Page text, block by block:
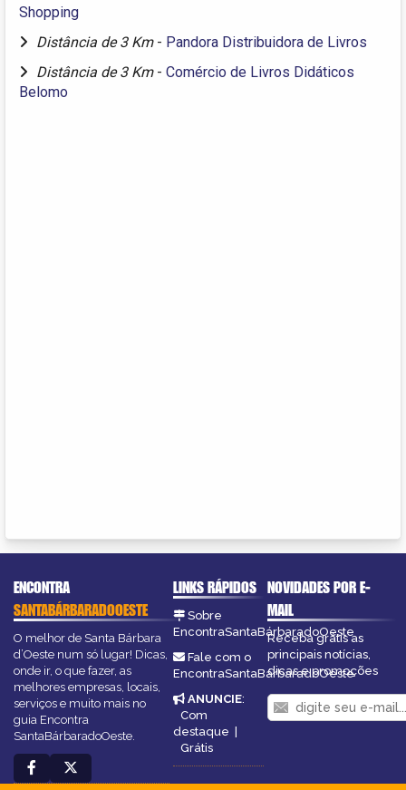
Shopping
Distância de 3 Km - Pandora Distribuidora de Livros
Distância de 3 Km - Comércio de Livros Didáticos
Belomo
ENCONTRA
SANTABÁRBARADOOESTE
O melhor de Santa Bárbara
d’Oeste num só lugar! Dicas,
onde ir, o que fazer, as
melhores empresas, locais,
serviços e muito mais no
guia Encontra
SantaBárbaradoOeste.
LINKS RÁPIDOS
Sobre
EncontraSantaBárbaradoOeste
Fale com o
EncontraSantaBárbaradoOeste
ANUNCIE:
Com
destaque |
Grátis
NOVIDADES POR E-
MAIL
Receba grátis as
principais notícias,
dicas e promoções